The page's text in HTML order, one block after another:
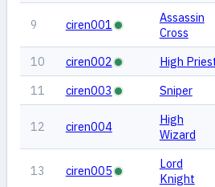
9 ciren001
Assassin
Cross
10 ciren002 High
11
ciren003 Sniper
12 ciren004
High
Wizard
13 ciren005
Lord
Knight